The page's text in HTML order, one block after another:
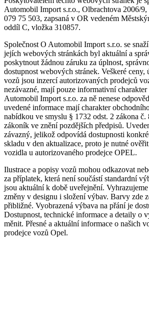
Automobil Import s.r.o., Olbrachtova 2006/
079 75 503, zapsaná v OR vedeném
oddíl C, vložka 310857.
Společnost O Automobil Import s.r.o. se
jejích webových stránkách byl aktuální a
poskytnout žádnou záruku za úplnost,
dostupnost webových stránek. Veškeré ceny,
vozů jsou inzercí autorizovaných prodejců
nezávazné, mají pouze informativní charakter
Automobil Import s.r.o. za ně nenese
uvedené informace mají charakter
nabídkou ve smyslu § 1732 odst. 2 zákona
zákoník ve znění pozdějších předpisů.
závazný, jelikož odpovídá dostupnosti
skladu v den aktualizace, proto je nutné
vozidla u autorizovaného prodejce OPEL.
Ilustrace a popisy vozů mohou odkazovat
za příplatek, která není součástí standardní
jsou aktuální k době uveřejnění.
změny v designu i složení výbav. Barvy zde
přibližné. Vyobrazená výbava na přání je
Dostupnost, technické informace a detaily o
měnit. Přesné a aktuální informace o našich
prodejce vozů Opel.